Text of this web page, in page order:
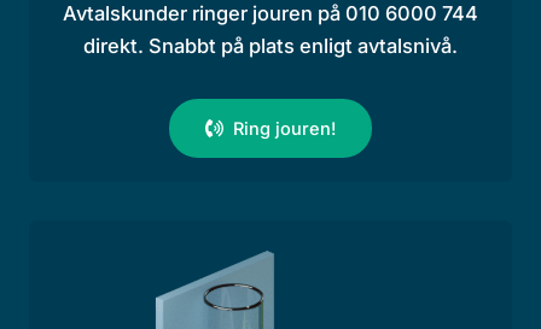
Avtalskunder ringer jouren på 010 6000 744
direkt. Snabbt på plats enligt avtalsnivå.
Ring jouren!